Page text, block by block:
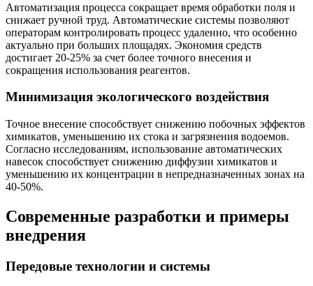
Автоматизация процесса сокращает время обработки поля и
снижает ручной труд. Автоматические системы позволяют
операторам контролировать процесс удаленно, что особенно
актуально при больших площадях. Экономия средств
достигает 20-25% за счет более точного внесения и
сокращения использования реагентов.
Минимизация экологического воздействия
Точное внесение способствует снижению побочных эффектов
химикатов, уменьшению их стока и загрязнения водоемов.
Согласно исследованиям, использование автоматических
навесок способствует снижению диффузии химикатов и
уменьшению их концентрации в непредназначенных зонах на
40-50%.
Современные разработки и примеры
внедрения
Передовые технологии и системы